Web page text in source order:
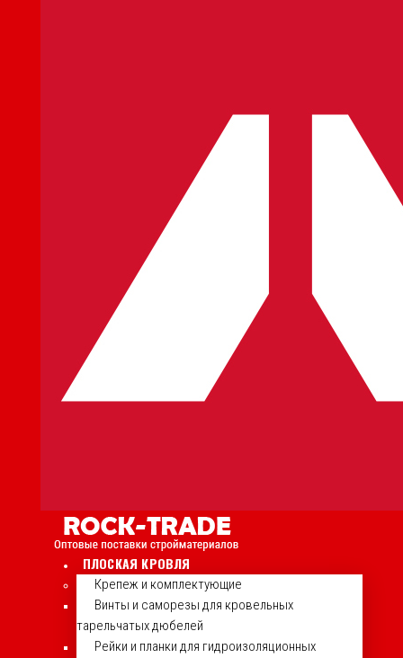
ПЛОСКАЯ КРОВЛЯ
Крепеж и комплектующие
Винты и саморезы для кровельных
тарельчатых дюбелей
Рейки и планки для гидроизоляционных